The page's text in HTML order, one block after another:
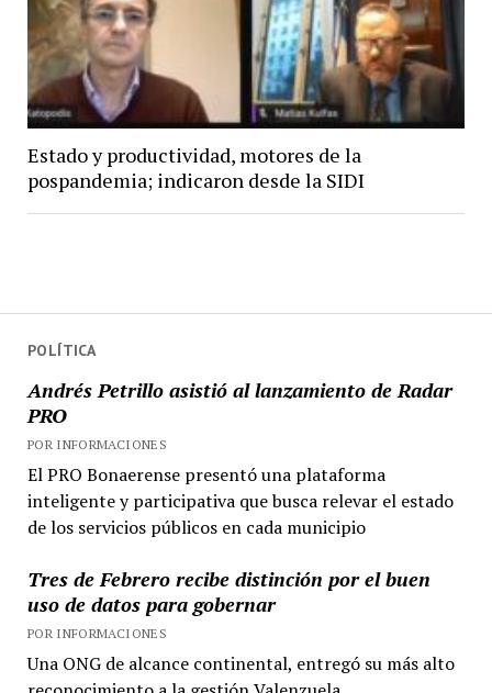
POLÍTICA
Andrés Petrillo asistió al lanzamiento de Radar
PRO
POR INFORMACIONES
El PRO Bonaerense presentó una plataforma
inteligente y participativa que busca relevar el estado
de los servicios públicos en cada municipio
Tres de Febrero recibe distinción por el buen
uso de datos para gobernar
POR INFORMACIONES
Una ONG de alcance continental, entregó su más alto
Estado y productividad, motores de la
pospandemia; indicaron desde la SIDI